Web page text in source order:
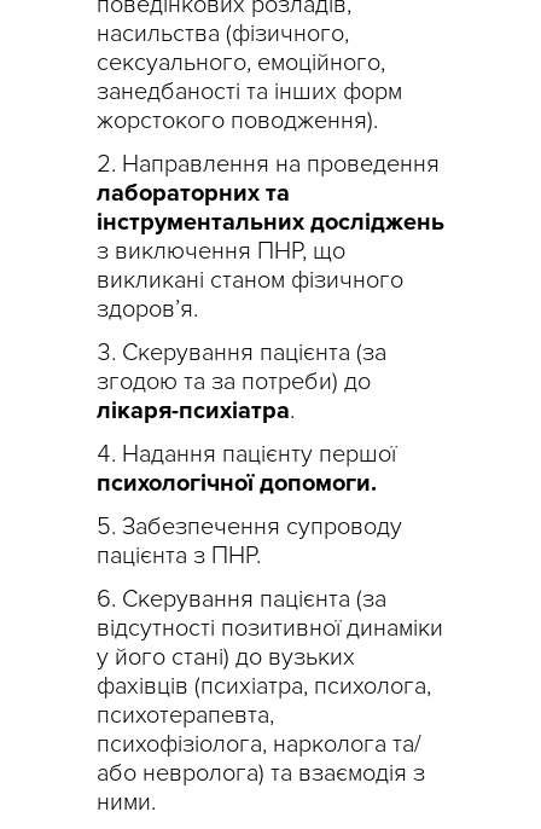
насильства (фізичного,
сексуального, емоційного,
занедбаності та інших форм
жорстокого поводження).
Направлення на проведення
лабораторних та
інструментальних досліджень
з виключення ПНР, що
викликані станом фізичного
здоров’я.
Скерування пацієнта (за
згодою та за потреби) до
лікаря-психіатра.
Надання пацієнту першої
психологічної допомоги.
Забезпечення супроводу
пацієнта з ПНР.
Скерування пацієнта (за
відсутності позитивної динаміки
у його стані) до вузьких
фахівців (психіатра, психолога,
психотерапевта,
психофізіолога, нарколога та/
або невролога) та взаємодія з
ними.